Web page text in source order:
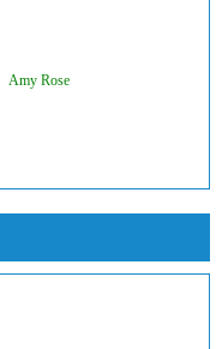
Amy Rose